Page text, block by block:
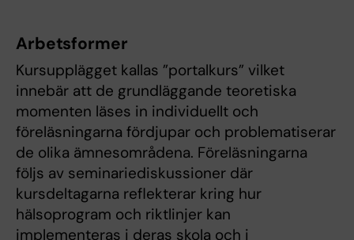
Arbetsformer
Kursupplägget kallas ”portalkurs” vilket
innebär att de grundläggande teoretiska
momenten läses in individuellt och
föreläsningarna fördjupar och problematiserar
de olika ämnesområdena. Föreläsningarna
följs av seminariediskussioner där
kursdeltagarna reflekterar kring hur
hälsoprogram och riktlinjer kan
implementeras i deras skola och i